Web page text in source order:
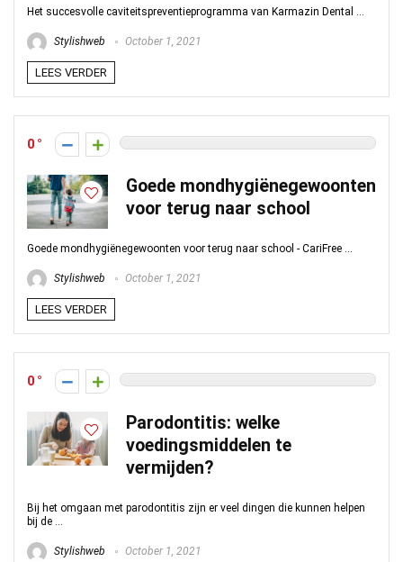
Het succesvolle caviteitspreventieprogramma van Karmazin Dental ...
Stylishweb October 1, 2021
LEES VERDER
0
Goede mondhygiënegewoonten
voor terug naar school
Goede mondhygiënegewoonten voor terug naar school - CariFree ...
Stylishweb October 1, 2021
LEES VERDER
0
Parodontitis: welke
voedingsmiddelen te
vermijden?
Bij het omgaan met parodontitis zijn er veel dingen die kunnen helpen
bij de ...
Stylishweb October 1, 2021